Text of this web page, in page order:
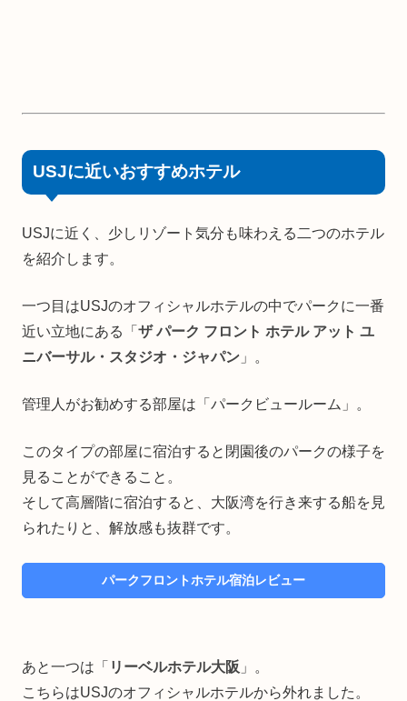
USJに近いおすすめホテル
USJに近く、少しリゾート気分も味わえる二つのホテル
を紹介します。
一つ目はUSJのオフィシャルホテルの中でパークに一番
近い立地にある「 ザ パーク フロント ホテル アット ユ
ニバーサル・スタジオ・ジャパン 」。
管理人がお勧めする部屋は「パークビュールーム」。
このタイプの部屋に宿泊すると閉園後のパークの様子を
見ることができること。
そして高層階に宿泊すると、大阪湾を行き来する船を見
られたりと、解放感も抜群です。
パークフロントホテル宿泊レビュー
あと一つは「 リーベルホテル大阪 」。
こちらはUSJのオフィシャルホテルから外れました。